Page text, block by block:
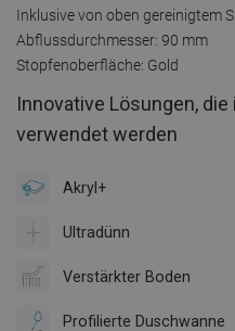
Inklusive von oben gereinigtem
Abflussdurchmesser: 90 mm
Stopfenoberfläche: Gold
Innovative Lösungen,
verwendet werden
Akryl+
Ultradünn
Verstärkter Boden
Profilierte Duschwanne